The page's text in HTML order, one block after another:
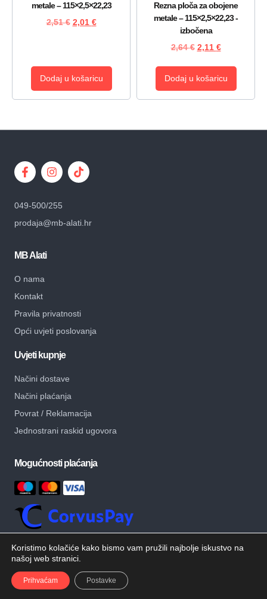
metale – 115×2,5×22,23
2,51€ 2,01 €
Dodaj u košaricu
Rezna ploča za obojene
metale – 115×2,5×22,23 -
izbočena
2,64€ 2,11 €
Dodaj u košaricu
049-500/255
prodaja@mb-alati.hr
MB Alati
O nama
Kontakt
Pravila privatnosti
Opći uvjeti poslovanja
Uvjeti kupnje
Načini dostave
Načini plaćanja
Povrat / Reklamacija
Jednostrani raskid ugovora
Mogućnosti plaćanja
© Copyright – MB Alati – Sva prava pridržana.
Developed by
Koristimo kolačiće kako bismo vam pružili najbolje iskustvo na
našoj web stranici.
Prihvaćam Postavke